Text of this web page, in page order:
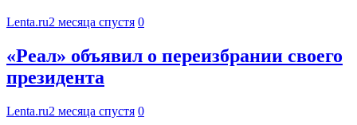
Lenta.ru2 месяца спустя 0
«Реал» объявил о переизбрании своего
президента
Lenta.ru2 месяца спустя 0